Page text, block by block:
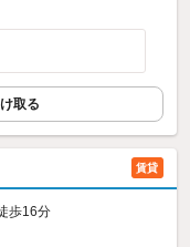
取る
賃貸
歩16分